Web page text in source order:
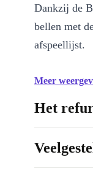
Dankzij de
bellen met
afspeellijst.
Meer
Het